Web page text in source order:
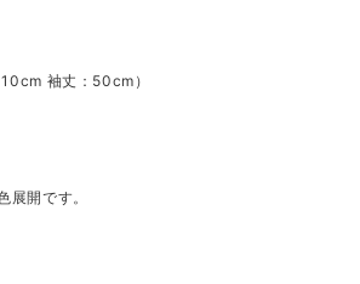
袖丈：50cm）
展開です。